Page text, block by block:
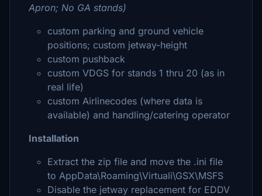
Apron; No GA stands)
custom parking and ground vehicle
positions; custom jetway-height
custom pushback
custom VDGS for stands 1 thru 20 (as in
real life)
custom Airlinecodes (where data is
available) and handling/catering operator
Installation
Extract the zip file and move the .ini file
to AppData\Roaming\Virtuali\GSX\MSFS
Disable the jetway replacement for EDDV